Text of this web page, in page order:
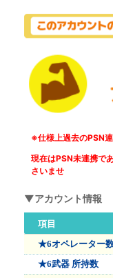
※仕様上過去のPSN
現在はPSN未連携で
さいませ
▼アカウント情報
項目
★6オペレーター
★6武器 所持数